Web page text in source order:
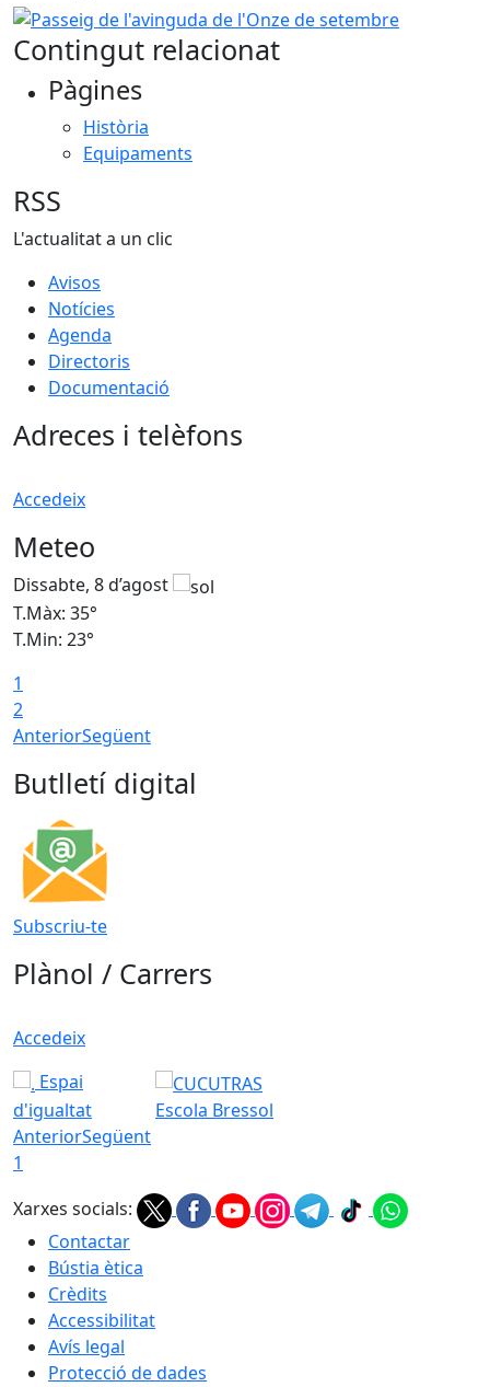
Passeig de l'avinguda de l'Onze de setembre
Contingut relacionat
Pàgines
Història
Equipaments
RSS
L'actualitat a un clic
Avisos
Notícies
Agenda
Directoris
Documentació
Adreces i telèfons
Accedeix
Meteo
Dissabte, 8 d’agost
T.Màx: 35°
T.Min: 23°
1
2
AnteriorSegüent
Butlletí digital
Subscriu-te
Plànol / Carrers
Accedeix
Espai
d'igualtat
Escola Bressol
AnteriorSegüent
1
Xarxes socials:
Contactar
Bústia ètica
Crèdits
Accessibilitat
Avís legal
Protecció de dades